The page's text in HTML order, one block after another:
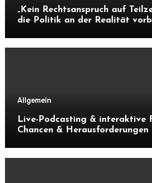
„Kein Rechtsanspruch auf
die Politik an der Realität
Allgemein
Live-Podcasting & interaktive
Chancen & Herausforderungen